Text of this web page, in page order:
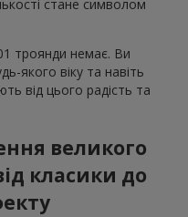
стане символом
троянди немає. Ви
якого віку та навіть
від цього радість та
великого
класики до